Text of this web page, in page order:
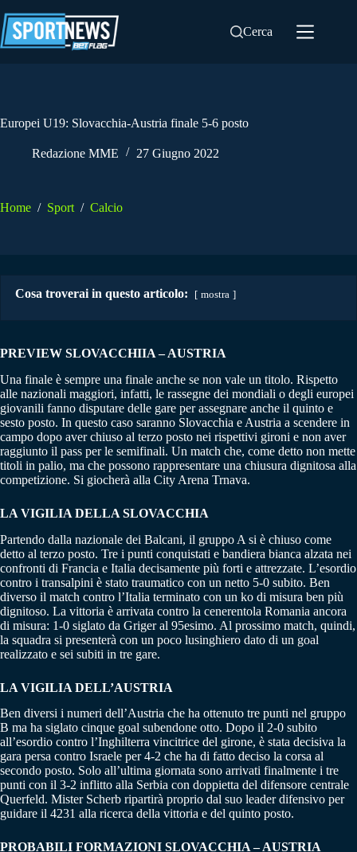
al
contenuto
Cerca
Europei U19: Slovacchia-Austria finale 5-6 posto
Redazione MME 27 Giugno 2022
Home / Sport / Calcio
Cosa troverai in questo articolo: mostra
PREVIEW SLOVACCHIIA – AUSTRIA
Una finale è sempre una finale anche se non vale un titolo. Rispetto
alle nazionali maggiori, infatti, le rassegne dei mondiali o degli europei
giovanili fanno disputare delle gare per assegnare anche il quinto e
sesto posto. In questo caso saranno Slovacchia e Austria a scendere in
campo dopo aver chiuso al terzo posto nei rispettivi gironi e non aver
raggiunto il pass per le semifinali. Un match che, come detto non mette
titoli in palio, ma che possono rappresentare una chiusura dignitosa alla
competizione. Si giocherà alla City Arena Trnava.
LA VIGILIA DELLA SLOVACCHIA
Partendo dalla nazionale dei Balcani, il gruppo A si è chiuso come
detto al terzo posto. Tre i punti conquistati e bandiera bianca alzata nei
confronti di Francia e Italia decisamente più forti e attrezzate. L’esordio
contro i transalpini è stato traumatico con un netto 5-0 subito. Ben
diverso il match contro l’Italia terminato con un ko di misura ben più
dignitoso. La vittoria è arrivata contro la cenerentola Romania ancora
di misura: 1-0 siglato da Griger al 95esimo. Al prossimo match, quindi,
la squadra si presenterà con un poco lusinghiero dato di un goal
realizzato e sei subiti in tre gare.
LA VIGILIA DELL’AUSTRIA
Ben diversi i numeri dell’Austria che ha ottenuto tre punti nel gruppo
B ma ha siglato cinque goal subendone otto. Dopo il 2-0 subito
all’esordio contro l’Inghilterra vincitrice del girone, è stata decisiva la
gara persa contro Israele per 4-2 che ha di fatto deciso la corsa al
secondo posto. Solo all’ultima giornata sono arrivati finalmente i tre
punti con il 3-2 inflitto alla Serbia con doppietta del difensore centrale
Querfeld. Mister Scherb ripartirà proprio dal suo leader difensivo per
guidare il 4231 alla ricerca della vittoria e del quinto posto.
PROBABILI FORMAZIONI SLOVACCHIA – AUSTRIA